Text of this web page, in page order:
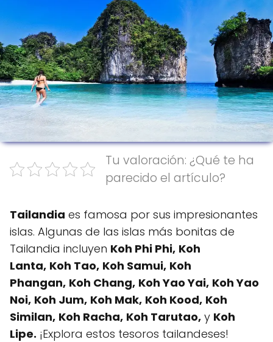
Tu valoración: ¿Qué te ha
parecido el artículo?
Tailandia es famosa por sus impresionantes
islas. Algunas de las islas más bonitas de
Tailandia incluyen Koh Phi Phi, Koh
Lanta, Koh Tao, Koh Samui, Koh
Phangan, Koh Chang, Koh Yao Yai, Koh Yao
Noi, Koh Jum, Koh Mak, Koh Kood, Koh
Similan, Koh Racha, Koh Tarutao, y Koh
Lipe. ¡Explora estos tesoros tailandeses!